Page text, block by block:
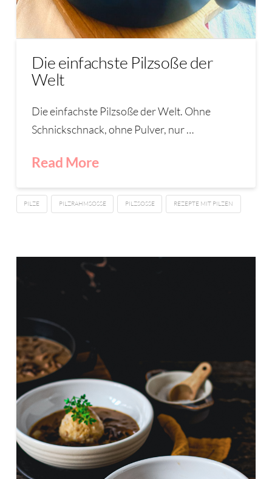
Die einfachste Pilzsoße der
Welt
Die einfachste Pilzsoße der Welt. Ohne
Schnickschnack, ohne Pulver, nur …
Read More
PILZE PILZRAHMSOSSE PILZSOSSE REZEPTE MIT PILZEN